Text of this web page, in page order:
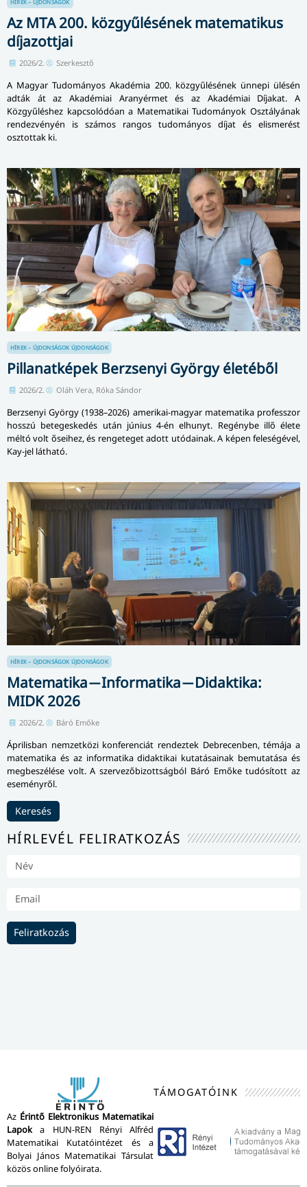
HÍREK – ÚJDONSÁGOK
Az MTA 200. közgyűlésének matematikus
díjazottjai
2026/2. Szerkesztő
A Magyar Tudományos Akadémia 200. közgyűlésének ünnepi ülésén
adták át az Akadémiai Aranyérmet és az Akadémiai Díjakat. A
Közgyűléshez kapcsolódóan a Matematikai Tudományok Osztályának
rendezvényén is számos rangos tudományos díjat és elismerést
osztottak ki.
HÍREK – ÚJDONSÁGOK ÚJDONSÁGOK
Pillanatképek Berzsenyi György életéből
2026/2. Oláh Vera, Róka Sándor
Berzsenyi György (1938–2026) amerikai-magyar matematika professzor
hosszú betegeskedés után június 4-én elhunyt. Regénybe illő élete
méltó volt őseihez, és rengeteget adott utódainak. A képen feleségével,
Kay-jel látható.
HÍREK – ÚJDONSÁGOK ÚJDONSÁGOK
Matematika ̶ Informatika ̶ Didaktika:
MIDK 2026
2026/2. Báró Emőke
Áprilisban nemzetközi konferenciát rendeztek Debrecenben, témája a
matematika és az informatika didaktikai kutatásainak bemutatása és
megbeszélése volt. A szervezőbizottságból Báró Emőke tudósított az
eseményről.
Keresés
HÍRLEVÉL FELIRATKOZÁS
Feliratkozás
Az Érintő Elektronikus Matematikai
Lapoka HUN-REN Rényi Alfréd
Matematikai Kutatóintézet és a
Bolyai János Matematikai Társulat
közös online folyóirata.
TÁMOGATÓINK